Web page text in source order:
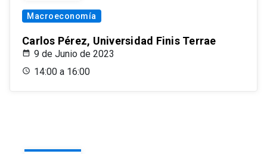
Macroeconomía
Carlos Pérez, Universidad Finis Terrae
9 de Junio de 2023
14:00 a 16:00